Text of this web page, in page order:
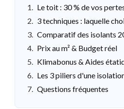
Le toit : 30 % de vos
3 techniques : laquelle
Comparatif des isolants
Prix au m² & Budget réel
Klimabonus & Aides
Les 3 piliers d'une
Questions fréquentes